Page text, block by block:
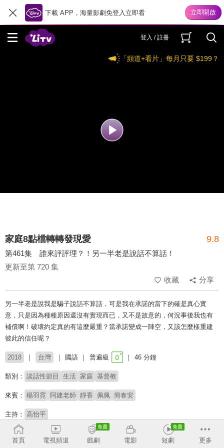
下載 APP，海量影劇免登入立即看
登入 / 註冊
「頻道+看片」每月只要 $199？
家庭8點檔轉轉發現愛 9.8
第461集 誰來評評理？！另一半老是說話不算話！
更新至第 720 集
收藏
分享
另一半老是說我是騙子說話不算話，可是我在承諾的當下的確是真心實
意，只是因為種種原因還沒有實現而已，又不是故意的，何況事後我也有
補償啊！破壞約定真的有這麼嚴重？當承諾變成一陣空，又該怎麼樣重建
彼此的信任呢？
2018 台灣 國語 普遍級 46 分鐘
類別： 談話性節目 生活 家庭 基督教
來賓： 楊羽霓 阿建老師 靜香 佩佩 簡春安
主持： 高怡平
榮獲2020年第55屆金鐘獎電視金鐘獎生活風格節目主持
首頁 電視頻道 戲劇 電影 短劇 更多